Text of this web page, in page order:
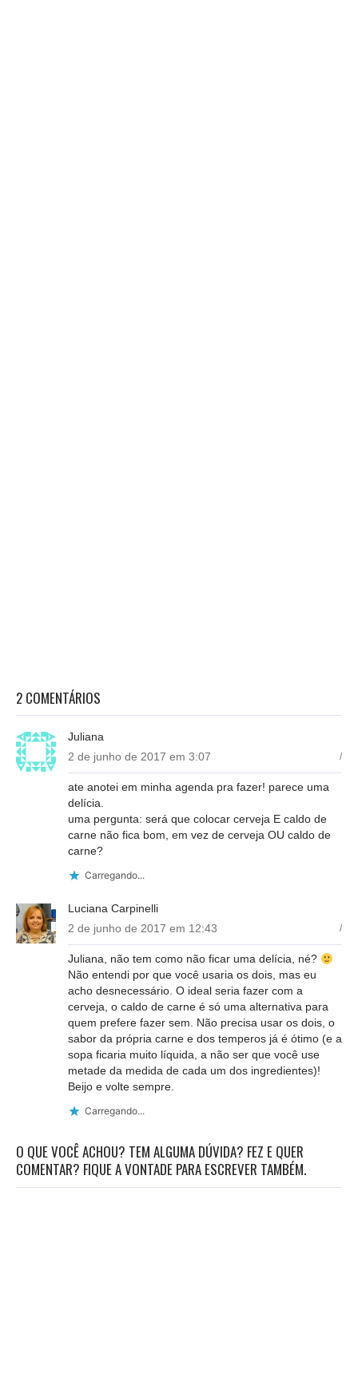
2 COMENTÁRIOS
Juliana
2 de junho de 2017 em 3:07
/
ate anotei em minha agenda pra fazer! parece uma
delícia.
uma pergunta: será que colocar cerveja E caldo de
carne não fica bom, em vez de cerveja OU caldo de
carne?
Carregando...
Luciana Carpinelli
2 de junho de 2017 em 12:43
/
Juliana, não tem como não ficar uma delícia, né?
Não entendi por que você usaria os dois, mas eu
acho desnecessário. O ideal seria fazer com a
cerveja, o caldo de carne é só uma alternativa para
quem prefere fazer sem. Não precisa usar os dois, o
sabor da própria carne e dos temperos já é ótimo (e a
sopa ficaria muito líquida, a não ser que você use
metade da medida de cada um dos ingredientes)!
Beijo e volte sempre.
Carregando...
O QUE VOCÊ ACHOU? TEM ALGUMA DÚVIDA? FEZ E QUER
COMENTAR? FIQUE A VONTADE PARA ESCREVER TAMBÉM.